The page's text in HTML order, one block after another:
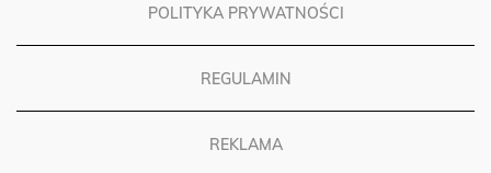
POLITYKA PRYWATNOŚCI
REGULAMIN
REKLAMA